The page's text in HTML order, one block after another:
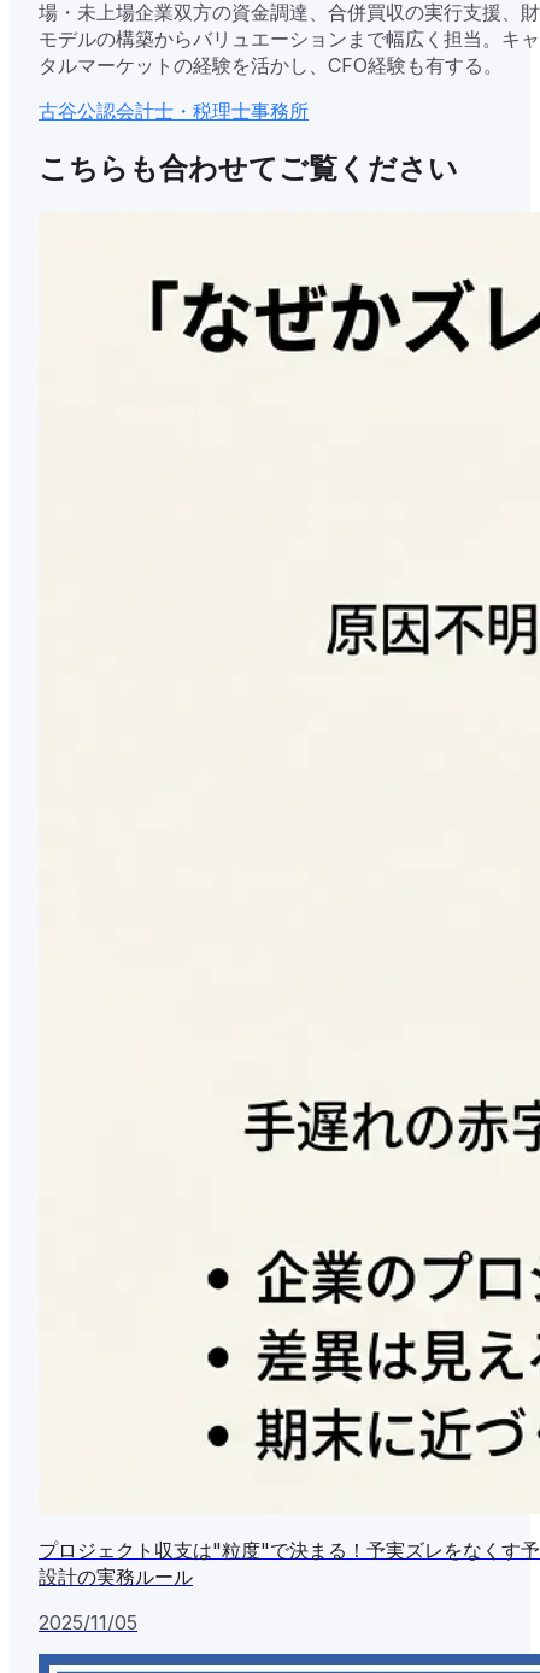
場・未上場企業双方の資金調達、合併買収の実行支援、
モデルの構築からバリュエーションまで幅広く担当。キ
タルマーケットの経験を活かし、CFO経験も有する。
古谷公認会計士・税理士事務所
こちらも合わせてご覧ください
プロジェクト収支は"粒度"で決まる！予実ズレをなくす
設計の実務ルール
2025/11/05